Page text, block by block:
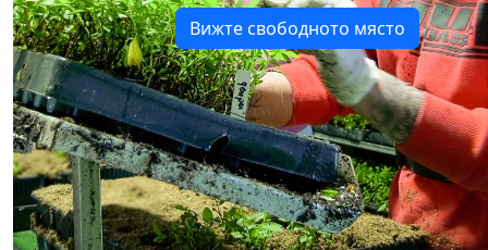
Вижте свободното място